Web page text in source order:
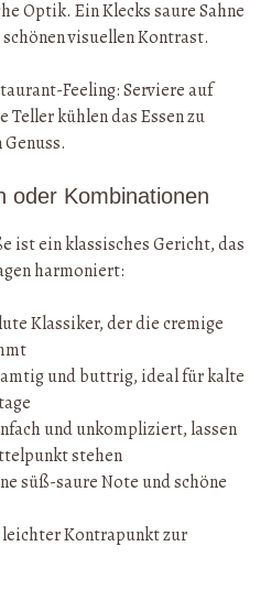
Optik. Ein Klecks saure Sahne
visuellen Kontrast.
Feeling: Serviere auf
kühlen das Essen zu
oder Kombinationen
ist ein klassisches Gericht, das
harmoniert:
Klassiker, der die cremige
und buttrig, ideal für kalte
und unkompliziert, lassen
stehen
süß-saure Note und schöne
Kontrapunkt zur